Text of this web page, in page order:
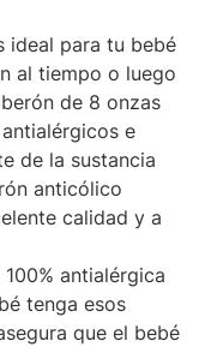
ideal para tu bebé
al tiempo o luego
de 8 onzas
e
de la sustancia
anticólico
calidad y a
antialérgica
tenga esos
que el bebé